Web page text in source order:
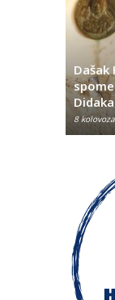
Dašak
8